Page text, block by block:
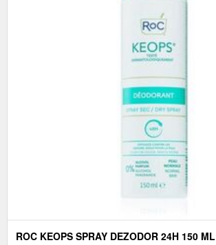
ROC KEOPS SPRAY DEZODOR 24H 150 ML